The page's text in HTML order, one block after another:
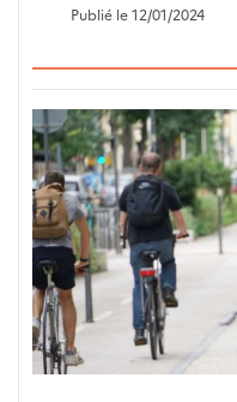
Publié le 12/01/2024